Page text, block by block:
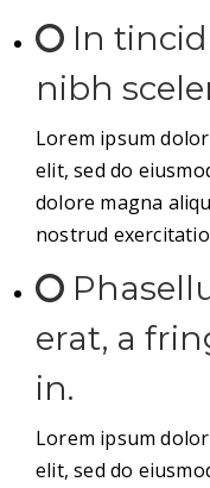
In
nibh
Lorem ipsum
elit, sed do
dolore magna
nostrud
erat, a
in.
Lorem ipsum
elit, sed do